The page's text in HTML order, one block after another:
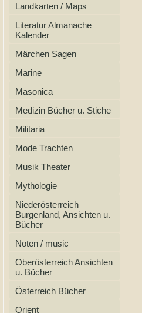
Landkarten / Maps
Literatur Almanache
Kalender
Märchen Sagen
Marine
Masonica
Medizin Bücher u. Stiche
Militaria
Mode Trachten
Musik Theater
Mythologie
Niederösterreich
Burgenland, Ansichten u.
Bücher
Noten / music
Oberösterreich Ansichten
u. Bücher
Österreich Bücher
Orient